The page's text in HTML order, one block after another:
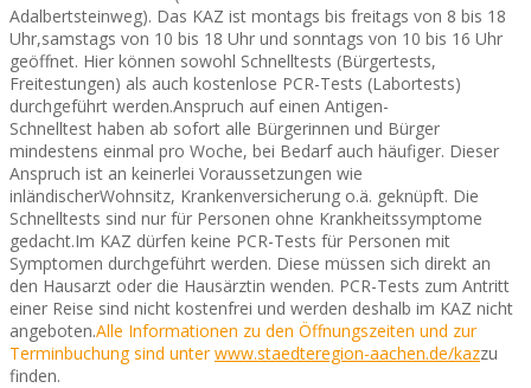
Adalbertsteinweg). Das KAZ ist montags bis freitags von 8 bis 18
Uhr,samstags von 10 bis 18 Uhr und sonntags von 10 bis 16 Uhr
geöffnet. Hier können sowohl Schnelltests (Bürgertests,
Freitestungen) als auch kostenlose PCR-Tests (Labortests)
durchgeführt werden.Anspruch auf einen Antigen-
Schnelltest haben ab sofort alle Bürgerinnen und Bürger
mindestens einmal pro Woche, bei Bedarf auch häufiger. Dieser
Anspruch ist an keinerlei Voraussetzungen wie
inländischerWohnsitz, Krankenversicherung o.ä. geknüpft. Die
Schnelltests sind nur für Personen ohne Krankheitssymptome
gedacht.Im KAZ dürfen keine PCR-Tests für Personen mit
Symptomen durchgeführt werden. Diese müssen sich direkt an
den Hausarzt oder die Hausärztin wenden. PCR-Tests zum Antritt
einer Reise sind nicht kostenfrei und werden deshalb im KAZ nicht
angeboten.Alle Informationen zu den Öffnungszeiten und zur
Terminbuchung sind unterwww.staedteregion-aachen.de/kazzu
finden.